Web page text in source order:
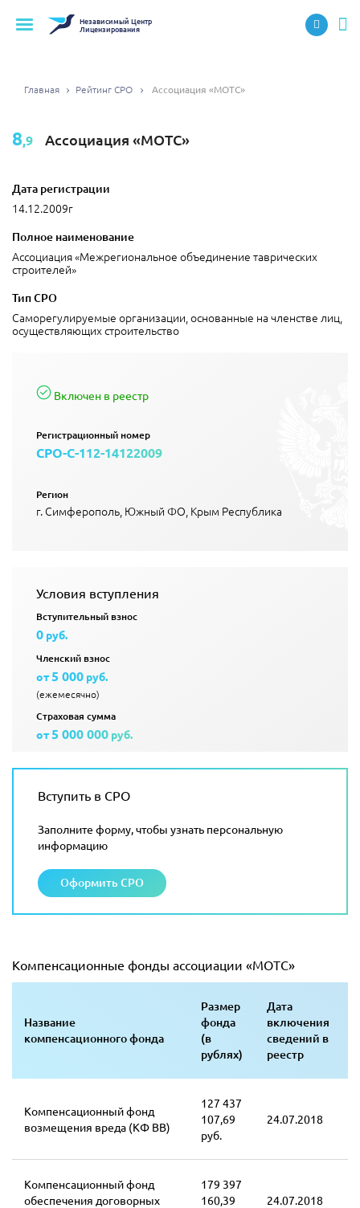
НезависимыйЦентр
Лицензирования
Главная Рейтинг СРО Ассоциация «МОТС»
8,9 Ассоциация «МОТС»
Дата регистрации
14.12.2009г
Полное наименование
Ассоциация «Межрегиональное объединение таврических
строителей»
Тип СРО
Саморегулируемые организации, основанные на членстве лиц,
осуществляющих строительство
Включен в реестр
Регистрационный номер
СРО-С-112-14122009
Регион
г. Симферополь, Южный ФО, Крым Республика
Условия вступления
Вступительный взнос
0 руб.
Членский взнос
от5 000 руб.
(ежемесячно)
Страховая сумма
от5 000 000 руб.
Вступить в СРО
Заполните форму, чтобы узнать персональную
информацию
Оформить СРО
Компенсационные фонды ассоциации «МОТС»
Название
компенсационного фонда
Размер
фонда
(в
рублях)
Дата
включения
сведений в
реестр
Компенсационный фонд
возмещения вреда (КФ ВВ)
127 437
107,69
руб.
24.07.2018
Компенсационный фонд
обеспечения договорных
179 397
160,39
24.07.2018